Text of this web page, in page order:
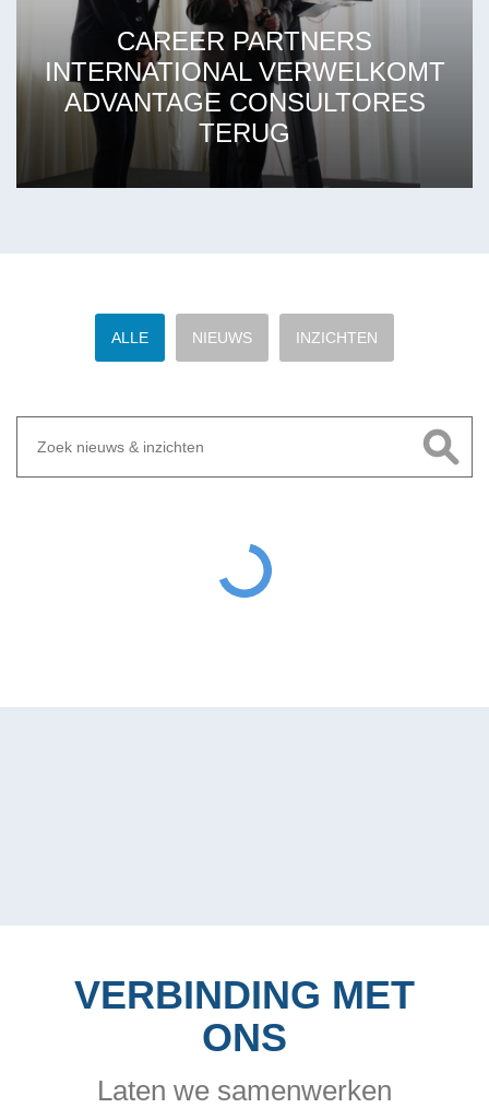
CAREER PARTNERS
INTERNATIONAL VERWELKOMT
ADVANTAGE CONSULTORES
TERUG
ALLE NIEUWS INZICHTEN
VERBINDING MET
ONS
Laten we samenwerken